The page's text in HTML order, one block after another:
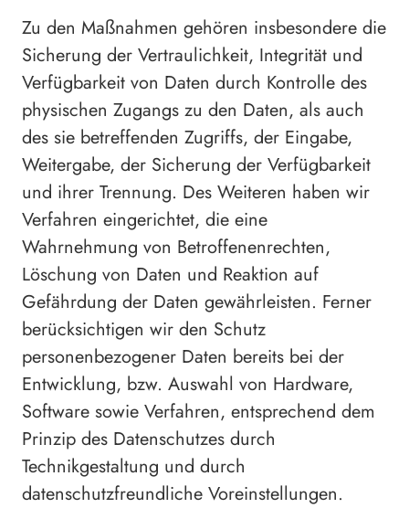
Zu den Maßnahmen gehören insbesondere die
Sicherung der Vertraulichkeit, Integrität und
Verfügbarkeit von Daten durch Kontrolle des
physischen Zugangs zu den Daten, als auch
des sie betreffenden Zugriffs, der Eingabe,
Weitergabe, der Sicherung der Verfügbarkeit
und ihrer Trennung. Des Weiteren haben wir
Verfahren eingerichtet, die eine
Wahrnehmung von Betroffenenrechten,
Löschung von Daten und Reaktion auf
Gefährdung der Daten gewährleisten. Ferner
berücksichtigen wir den Schutz
personenbezogener Daten bereits bei der
Entwicklung, bzw. Auswahl von Hardware,
Software sowie Verfahren, entsprechend dem
Prinzip des Datenschutzes durch
Technikgestaltung und durch
datenschutzfreundliche Voreinstellungen.